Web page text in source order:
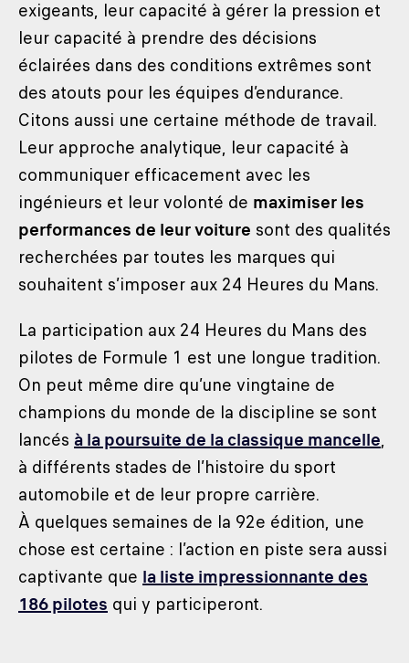
exigeants, leur capacité à gérer la pression et
leur capacité à prendre des décisions
éclairées dans des conditions extrêmes sont
des atouts pour les équipes d’endurance.
Citons aussi une certaine méthode de travail.
Leur approche analytique, leur capacité à
communiquer efficacement avec les
ingénieurs et leur volonté de maximiser les
performances de leur voiture sont des qualités
recherchées par toutes les marques qui
souhaitent s’imposer aux 24 Heures du Mans.
La participation aux 24 Heures du Mans des
pilotes de Formule 1 est une longue tradition.
On peut même dire qu’une vingtaine de
champions du monde de la discipline se sont
lancés à la poursuite de la classique mancelle,
à différents stades de l’histoire du sport
automobile et de leur propre carrière.
À quelques semaines de la 92e édition, une
chose est certaine : l’action en piste sera aussi
captivante que la liste impressionnante des
186 pilotes qui y participeront.